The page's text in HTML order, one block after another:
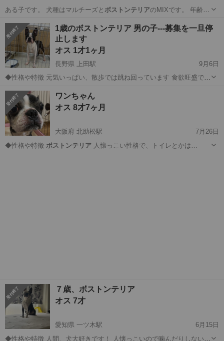
ある子です。 犬種はマルチーズと ボストンテリアのMIXです。 年齢:4
香川 高松市 その他
1歳のボストンテリア 男の子---募集を一旦停
止します
オス 1才1ヶ月
長野県 上田駅
9月6日
◆性格や特徴 元気いっぱい、散歩では跳ね回っています 食欲旺盛で、
便の健康優良犬です 食事の準備を始めるとケージの中でジャンプしな
がらお利口に待ってます お座り...
長野 上田市 上田駅
ワンちゃん
オス 8才7ヶ月
大阪府 北助松駅
7月26日
◆性格や特徴 ボストンテリア人懐っこい性格で、トイレとかは…
７歳、ボストンテリア
オス 7才
愛知県 一ツ木駅
6月15日
◆性格や特徴 人間、犬大好きです！ 人懐っこいので噛んだりしないで